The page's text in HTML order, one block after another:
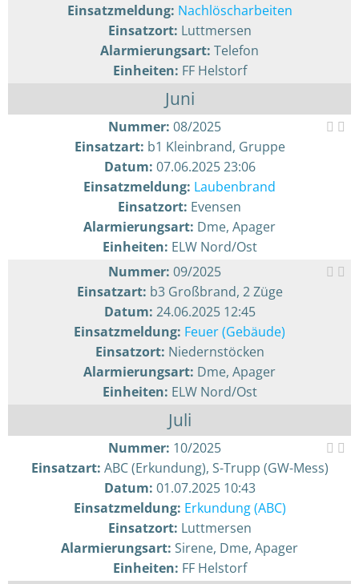
Einsatzmeldung: Nachlöscharbeiten
Einsatzort: Luttmersen
Alarmierungsart: Telefon
Einheiten: FF Helstorf
Juni
Nummer: 08/2025
Einsatzart: b1 Kleinbrand, Gruppe
Datum: 07.06.2025 23:06
Einsatzmeldung: Laubenbrand
Einsatzort: Evensen
Alarmierungsart: Dme, Apager
Einheiten: ELW Nord/Ost
Nummer: 09/2025
Einsatzart: b3 Großbrand, 2 Züge
Datum: 24.06.2025 12:45
Einsatzmeldung: Feuer (Gebäude)
Einsatzort: Niedernstöcken
Alarmierungsart: Dme, Apager
Einheiten: ELW Nord/Ost
Juli
Nummer: 10/2025
Einsatzart: ABC (Erkundung), S-Trupp (GW-Mess)
Datum: 01.07.2025 10:43
Einsatzmeldung: Erkundung (ABC)
Einsatzort: Luttmersen
Alarmierungsart: Sirene, Dme, Apager
Einheiten: FF Helstorf